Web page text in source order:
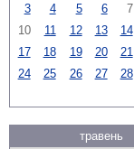
3
4 5 6 7
10
11 12 13 14
17
18 19 20 21
24
25 26 27 28
травень